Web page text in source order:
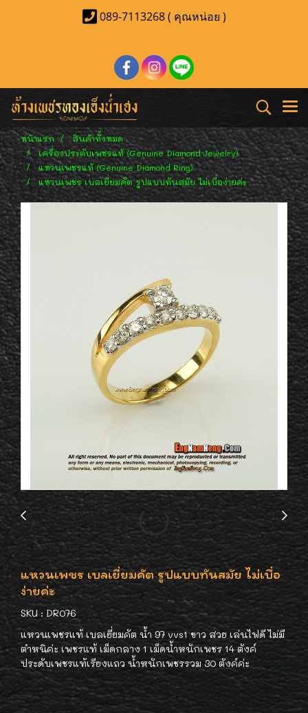
089-7113268 ( คุณหน่อย )
หน้าแรก
สินค้าทั้งหมด
เครื่องประดับเพชรแท้ (Genuine Diamond Jewelry)
แหวนเพชรแท้ (Genuine Diamond Ring)
แหวนเพชร เบลเยี่ยมคัต รูปแบบทันสมัย ไม่เบื่อง่ายค่ะ
แหวนเพชร เบลเยี่ยมคัต รูปแบบทันสมัย ไม่เบื่อ
ง่ายค่ะ
SKU : DR076
แหวนเพชรแท้ เบลเยี่ยมคัต น้ำ 97 vvs1 ขาว สวย เล่นไฟดี ไม่มี
ตำหนิค่ะ เพชรแท้ เม็ดกลาง 1 เม็ดน้ำหนักเพชร 14 ตังค์
ประดับเพชรแท้เรียงแถว น้ำหนักเพชรรวม 30 ตังค์ค่ะ